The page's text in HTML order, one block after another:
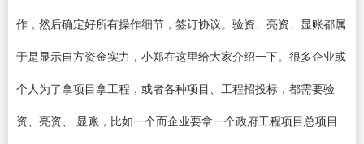
作，然后确定好所有操作细节，签订协议。验资、亮资、显账都属
于是显示自方资金实力，小郑在这里给大家介绍一下。很多企业或
个人为了拿项目拿工程，或者各种项目、工程招投标，都需要验
资、亮资、 显账，比如一个而企业要拿一个政府工程项目总项目